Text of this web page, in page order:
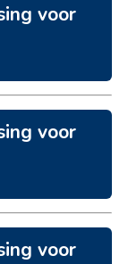
voor
voor
voor